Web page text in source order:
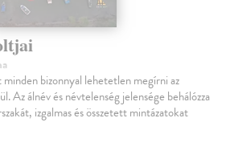
bizonnyal lehetetlen megírni az
Az álnév és névtelenség jelensége behálózza
izgalmas és összetett mintázatokat